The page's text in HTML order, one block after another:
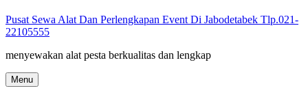
Pusat Sewa Alat Dan Perlengkapan Event Di Jabodetabek Tlp.021-
22105555
menyewakan alat pesta berkualitas dan lengkap
Menu